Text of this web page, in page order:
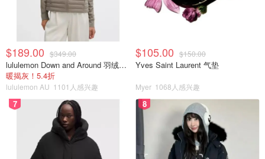
$189.00 $349.00
lululemon Down and Around 羽绒夹克
暖揭灰！5.4折
lululemon AU 1101人感兴趣
$105.00 $150.00
Yves Saint Laurent 气垫
Myer 1068人感兴趣
7 8